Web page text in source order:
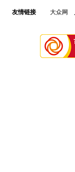
友情链接 大众网